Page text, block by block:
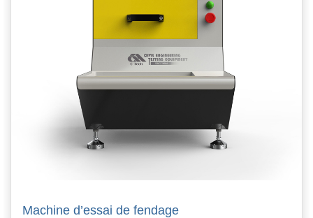
Machine d’essai de fendage